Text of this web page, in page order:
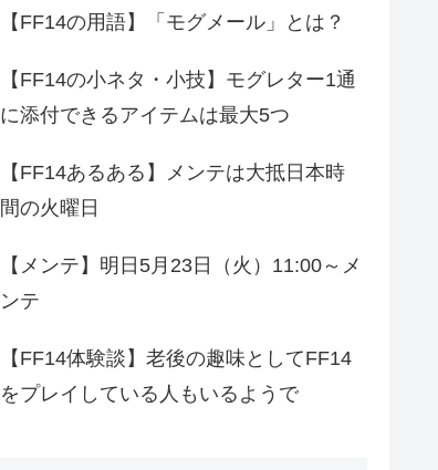
【FF14の用語】「モグメール」とは？
【FF14の小ネタ・小技】モグレター1通
に添付できるアイテムは最大5つ
【FF14あるある】メンテは大抵日本時
間の火曜日
【メンテ】明日5月23日（火）11:00～メ
ンテ
【FF14体験談】老後の趣味としてFF14
をプレイしている人もいるようで